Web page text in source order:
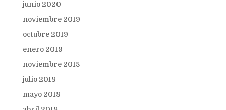
junio 2020
noviembre 2019
octubre 2019
enero 2019
noviembre 2018
julio 2018
mayo 2018